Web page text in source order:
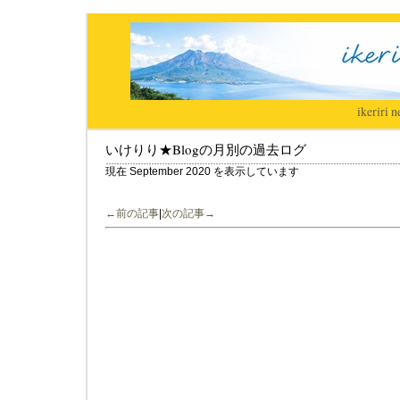
ikeriri|
いけりり★Blogの月別の過去ログ
現在 September 2020 を表示しています
←前の記事 次の記事→